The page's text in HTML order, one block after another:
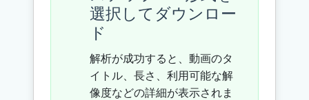
選択してダウンロー
ド
解析が成功すると、動画のタ
イトル、長さ、利用可能な解
像度などの詳細が表示されま